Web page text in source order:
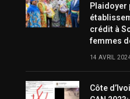
Plaidoyer
crédit à
femmes
14 AVRIL
Côte